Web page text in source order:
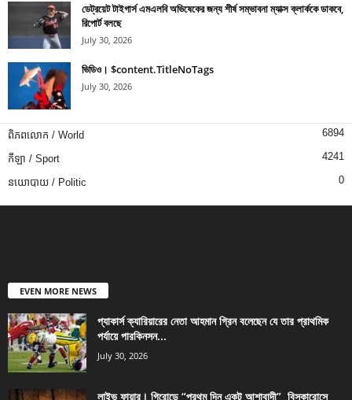
ডেট্রয়েট টাইগার্স এমএলবি অভিষেকের জন্য শীর্ষ সম্ভাবনা ম্যাক্স ক্লার্ককে ডাকবে,
রিপোর্ট বলছে
July 30, 2026
ভিডিও। $content.TitleNoTags
July 30, 2026
ពិភពលោក / World 6894
កីឡា / Sport 4241
នយោបាយ / Politic 0
EVEN MORE NEWS
প্যাকার্স ক্যারিয়ারের নেতা আহমান গ্রিন বলেছেন যে তার প্রাথমিক
পর্যায়ে পারকিনসন...
July 30, 2026
লাইভ ফায়ার। গিরোন্ডে “প্রথম দিন একটু আশাবাদী”, বিসকারোসে